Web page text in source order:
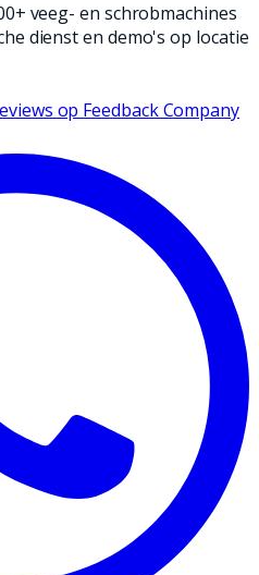
veeg- en schrobmachines
dienst en demo's op locatie
op Feedback Company